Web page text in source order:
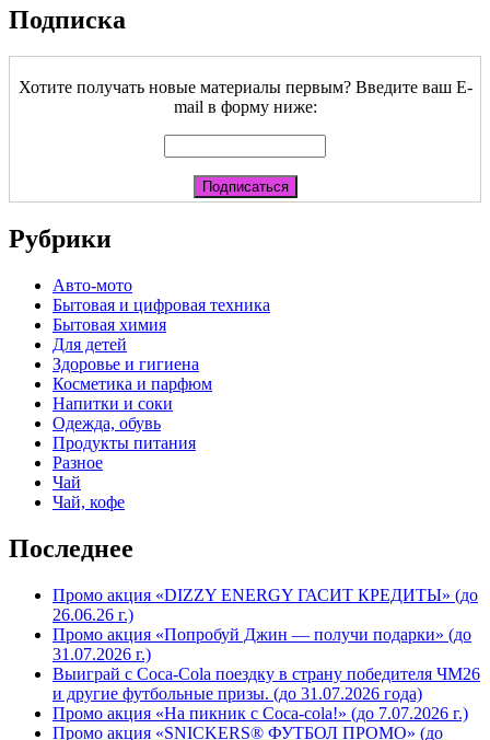
Подписка
Хотите получать новые материалы первым? Введите ваш E-
mail в форму ниже:
Рубрики
Авто-мото
Бытовая и цифровая техника
Бытовая химия
Для детей
Здоровье и гигиена
Косметика и парфюм
Напитки и соки
Одежда, обувь
Продукты питания
Разное
Чай
Чай, кофе
Последнее
Промо акция «DIZZY ENERGY ГАСИТ КРЕДИТЫ» (до
26.06.26 г.)
Промо акция «Попробуй Джин — получи подарки» (до
31.07.2026 г.)
Выиграй с Coca-Cola поездку в страну победителя ЧМ26
и другие футбольные призы. (до 31.07.2026 года)
Промо акция «На пикник с Coca-cola!» (до 7.07.2026 г.)
Промо акция «SNICKERS® ФУТБОЛ ПРОМО» (до